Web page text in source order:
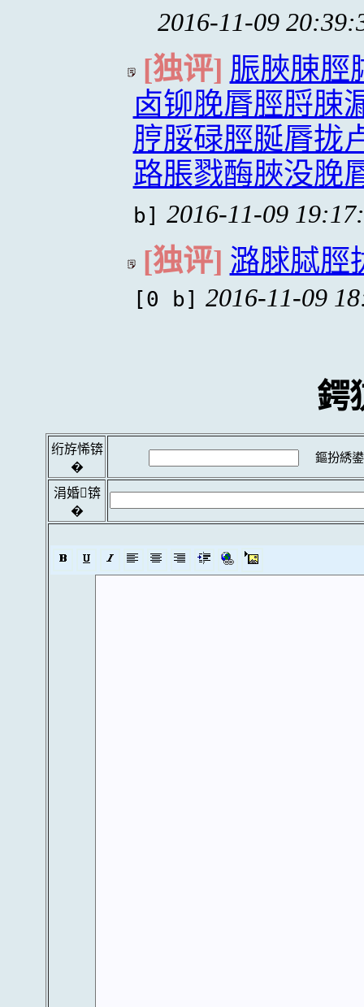
2016-11-09
[独评] 脤脥脨脛
卤铆脕脣脛脟脨
脝脮碌脛脠脣拢
路脹戮酶脥没脕
b] 2016-11-09
[独评] 潞脙脦脛
[0 b] 2016-11-09
鍔
绗斿悕锛
�
鏂扮綉
涓婚锛
�